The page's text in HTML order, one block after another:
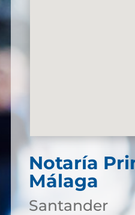
Notaría
Málaga
Santander